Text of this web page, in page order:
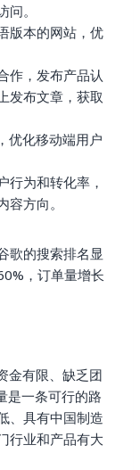
。
版本的网站，优
作，发布产品认
发布文章，获取
优化移动端用户
行为和转化率，
方向。
歌的搜索排名显
，订单量增长
金有限、缺乏团
是一条可行的路
、具有中国制造
行业和产品有大